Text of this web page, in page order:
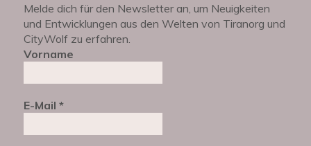
Melde dich für den Newsletter an, um Neuigkeiten
und Entwicklungen aus den Welten von Tiranorg und
CityWolf zu erfahren.
Vorname
E-Mail*